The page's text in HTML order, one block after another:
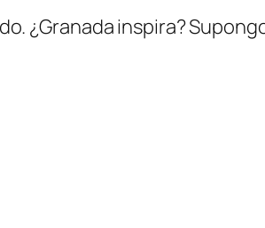
¿Granada inspira?